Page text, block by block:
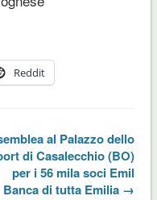
Reddit
al Palazzo dello
di Casalecchio (BO)
per i 56 mila soci Emil
Banca di tutta Emilia →